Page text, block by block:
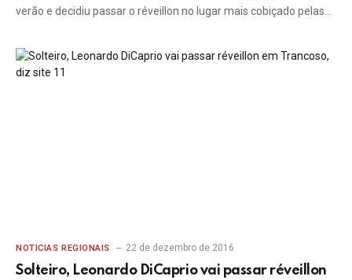
verão e decidiu passar o réveillon no lugar mais cobiçado pelas…
NOTICIAS REGIONAIS 22 de dezembro de 2016
Solteiro, Leonardo DiCaprio vai passar réveillon